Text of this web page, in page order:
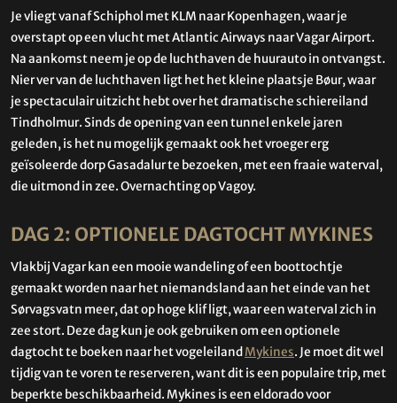
Je vliegt vanaf Schiphol met KLM naar Kopenhagen, waar je
overstapt op een vlucht met Atlantic Airways naar Vagar Airport.
Na aankomst neem je op de luchthaven de huurauto in ontvangst.
Nier ver van de luchthaven ligt het het kleine plaatsje Bøur, waar
je spectaculair uitzicht hebt over het dramatische schiereiland
Tindholmur. Sinds de opening van een tunnel enkele jaren
geleden, is het nu mogelijk gemaakt ook het vroeger erg
geïsoleerde dorp Gasadalur te bezoeken, met een fraaie waterval,
die uitmond in zee. Overnachting op Vagoy.
DAG 2: OPTIONELE DAGTOCHT MYKINES
Vlakbij Vagar kan een mooie wandeling of een boottochtje
gemaakt worden naar het niemandsland aan het einde van het
Sørvagsvatn meer, dat op hoge klif ligt, waar een waterval zich in
zee stort. Deze dag kun je ook gebruiken om een optionele
dagtocht te boeken naar het vogeleiland Mykines. Je moet dit wel
tijdig van te voren te reserveren, want dit is een populaire trip, met
beperkte beschikbaarheid. Mykines is een eldorado voor